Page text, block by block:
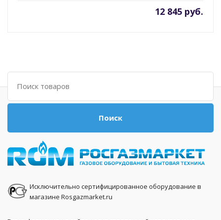
12 845 руб.
Поиск
Поиск
Исключительно сертифицированное оборудование в
магазине Rosgazmarket.ru